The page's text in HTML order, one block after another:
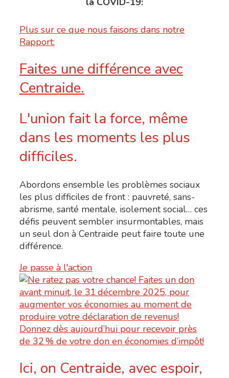
Plus sur ce que nous faisons dans notre
Rapport:
Faites une différence avec
Centraide.
L'union fait la force, même
dans les moments les plus
difficiles.
Abordons ensemble les problèmes sociaux
les plus difficiles de front : pauvreté, sans-
abrisme, santé mentale, isolement social… ces
défis peuvent sembler insurmontables, mais
un seul don à Centraide peut faire toute une
différence.
Je passe à l'action
Ici, on Centraide, avec espoir,